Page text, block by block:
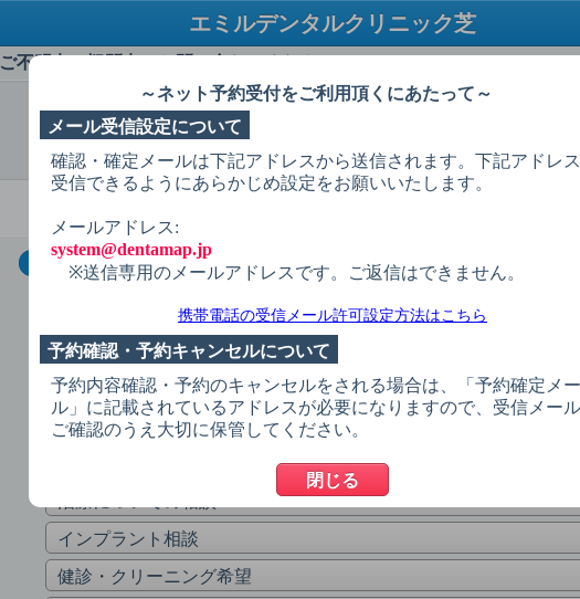
エミルデンタルクリニック芝
ご不明点・疑問点はお問い合わせください
選 択 予約希望日 予約希望時間 個人情報入力 予約内容確認 予約
症状を選択してください
初診（当院を初めて受診される方）
歯が欠けた
歯ぐきから血が出る
歯が痛い
インプラント相談
健診・クリーニング希望
～ネット予約受付をご利用頂くにあたって～
メール受信設定について
確認・確定メールは下記アドレスから送信されます。下記アドレ
受信できるようにあらかじめ設定をお願いいたします。
メールアドレス:
system@dentamap.jp
※送信専用のメールアドレスです。ご返信はできません。
携帯電話の受信メール許可設定方法はこちら
予約確認・予約キャンセルについて
予約内容確認・予約のキャンセルをされる場合は、「予約確定メー
ル」に記載されているアドレスが必要になりますので、受信メー
ご確認のうえ大切に保管してください。
閉じる